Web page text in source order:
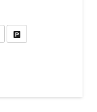
Sie an
PDF-Datei, Fahrzeugexposé